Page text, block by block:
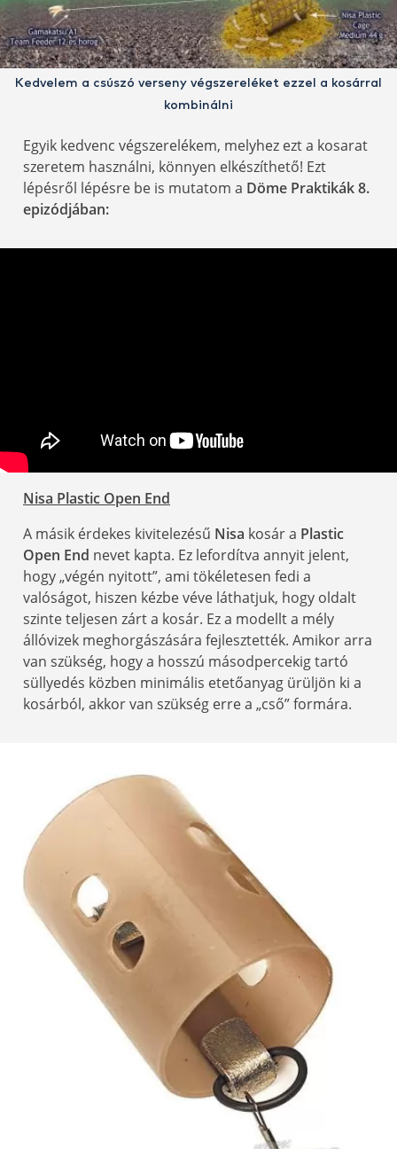
Kedvelem a csúszó verseny végszereléket ezzel a kosárral
kombinálni
Egyik kedvenc végszerelékem, melyhez ezt a kosarat
szeretem használni, könnyen elkészíthető! Ezt
lépésről lépésre be is mutatom a Döme Praktikák 8.
epizódjában:
Nisa Plastic Open End
A másik érdekes kivitelezésű Nisa kosár a Plastic
Open End nevet kapta. Ez lefordítva annyit jelent,
hogy „végén nyitott”, ami tökéletesen fedi a
valóságot, hiszen kézbe véve láthatjuk, hogy oldalt
szinte teljesen zárt a kosár. Ez a modellt a mély
állóvizek meghorgászására fejlesztették. Amikor arra
van szükség, hogy a hosszú másodpercekig tartó
süllyedés közben minimális etetőanyag ürüljön ki a
kosárból, akkor van szükség erre a „cső” formára.